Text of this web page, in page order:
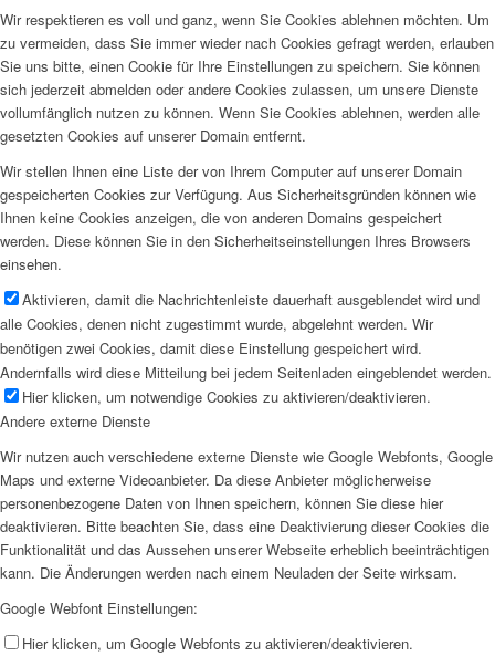
Wir respektieren es voll und ganz, wenn Sie Cookies ablehnen möchten. Um
zu vermeiden, dass Sie immer wieder nach Cookies gefragt werden, erlauben
Sie uns bitte, einen Cookie für Ihre Einstellungen zu speichern. Sie können
sich jederzeit abmelden oder andere Cookies zulassen, um unsere Dienste
vollumfänglich nutzen zu können. Wenn Sie Cookies ablehnen, werden alle
gesetzten Cookies auf unserer Domain entfernt.
Wir stellen Ihnen eine Liste der von Ihrem Computer auf unserer Domain
gespeicherten Cookies zur Verfügung. Aus Sicherheitsgründen können wie
Ihnen keine Cookies anzeigen, die von anderen Domains gespeichert
werden. Diese können Sie in den Sicherheitseinstellungen Ihres Browsers
einsehen.
Aktivieren, damit die Nachrichtenleiste dauerhaft ausgeblendet wird und
alle Cookies, denen nicht zugestimmt wurde, abgelehnt werden. Wir
benötigen zwei Cookies, damit diese Einstellung gespeichert wird.
Andernfalls wird diese Mitteilung bei jedem Seitenladen eingeblendet werden.
Hier klicken, um notwendige Cookies zu aktivieren/deaktivieren.
Andere externe Dienste
Wir nutzen auch verschiedene externe Dienste wie Google Webfonts, Google
Maps und externe Videoanbieter. Da diese Anbieter möglicherweise
personenbezogene Daten von Ihnen speichern, können Sie diese hier
deaktivieren. Bitte beachten Sie, dass eine Deaktivierung dieser Cookies die
Funktionalität und das Aussehen unserer Webseite erheblich beeinträchtigen
kann. Die Änderungen werden nach einem Neuladen der Seite wirksam.
Google Webfont Einstellungen:
Hier klicken, um Google Webfonts zu aktivieren/deaktivieren.